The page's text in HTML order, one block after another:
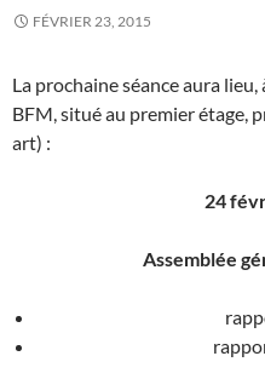
FÉVRIER 23, 2015
La prochaine séance aura
BFM, situé au premier étage,
art) :
24
Assemblée